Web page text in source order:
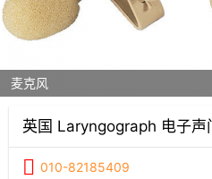
麦克风
英国 Laryngograph 电子
010-82185409